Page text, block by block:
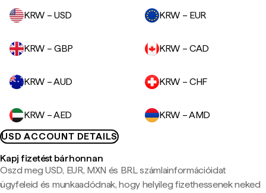
KRW – USD
KRW – EUR
KRW – GBP KRW – CAD
KRW – AUD KRW – CHF
KRW – AED
KRW – AMD
USD ACCOUNT DETAILS
Kapj fizetést bárhonnan
Oszd meg USD, EUR, MXN és BRL számlainformációidat
ügyfeleid és munkaadódnak, hogy helyileg fizethessenek neked